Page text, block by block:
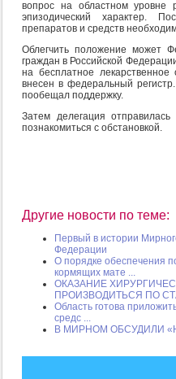
вопрос на областном уровне
эпизодический характер.
препаратов и средств
Облегчить положение может
граждан в Российской
на бесплатное
внесен в федеральный
пообещал поддержку.
Затем делегация
познакомиться с обстановкой.
Другие новости по теме:
Первый в истории
Федерации
О порядке обеспечения
кормящих мате ...
ОКАЗАНИЕ
ПРОИЗВОДИТЬСЯ ПО
Область готова
средс ...
В МИРНОМ ОБСУДИЛИ